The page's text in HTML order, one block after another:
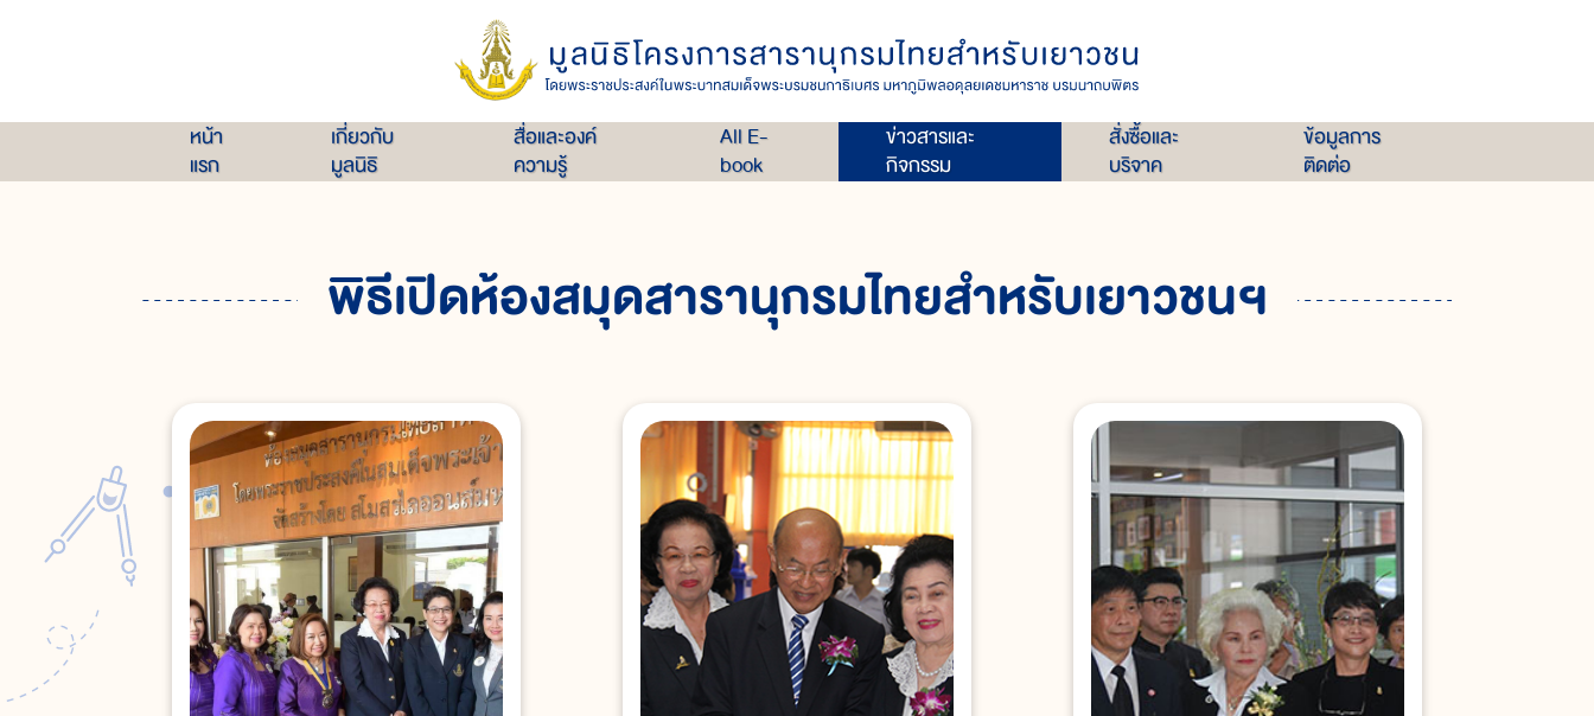
หน้า
แรก
เกี่ยวกับ
มูลนิธิ
สื่อและองค์
ความรู้
All E-
book
ข่าวสารและ
กิจกรรม
สั่งซื้อและ
บริจาค
ข้อมูลการ
ติดต่อ
พิธีเปิดห้องสมุดสารานุกรมไทยสำหรับเยาวชนฯ